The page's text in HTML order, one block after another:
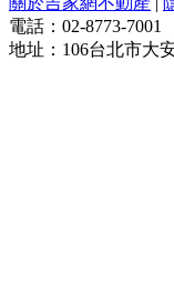
電話： 02-8773-7001
地址： 106台北市大